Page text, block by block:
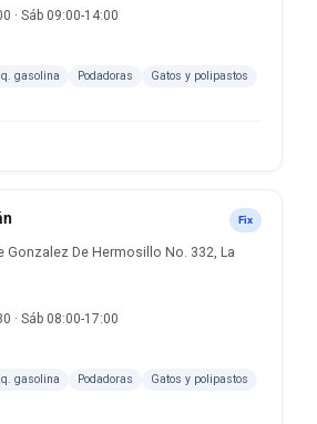
· Sáb 09:00-14:00
gasolina Podadoras
Gatos y polipastos
Fix
Gonzalez De Hermosillo No. 332, La
· Sáb 08:00-17:00
gasolina Podadoras
Gatos y polipastos